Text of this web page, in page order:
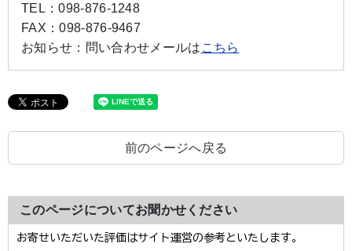
TEL：098-876-1248
FAX：098-876-9467
お知らせ： 問い合わせメールは こちら
前のページへ戻る
このページについてお聞かせください